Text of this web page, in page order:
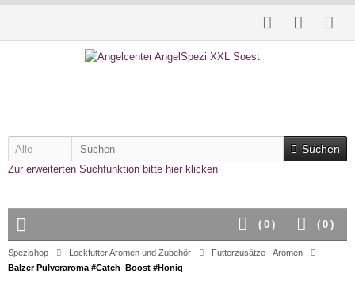
Suchen
Zur erweiterten Suchfunktion bitte hier klicken
( 0 )
( 0 )
Spezishop Lockfutter Aromen und Zubehör
Futterzusätze - Aromen
Balzer Pulveraroma #Catch_Boost #Honig